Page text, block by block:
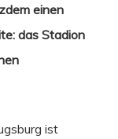
einen
das Stadion
ist